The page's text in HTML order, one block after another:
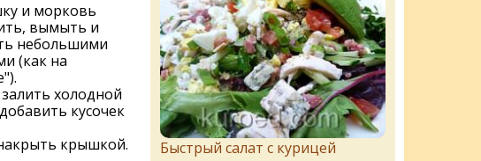
и морковь
вымыть и
небольшими
(как на
холодной
кусочек
крышкой.
Быстрый салат с курицей